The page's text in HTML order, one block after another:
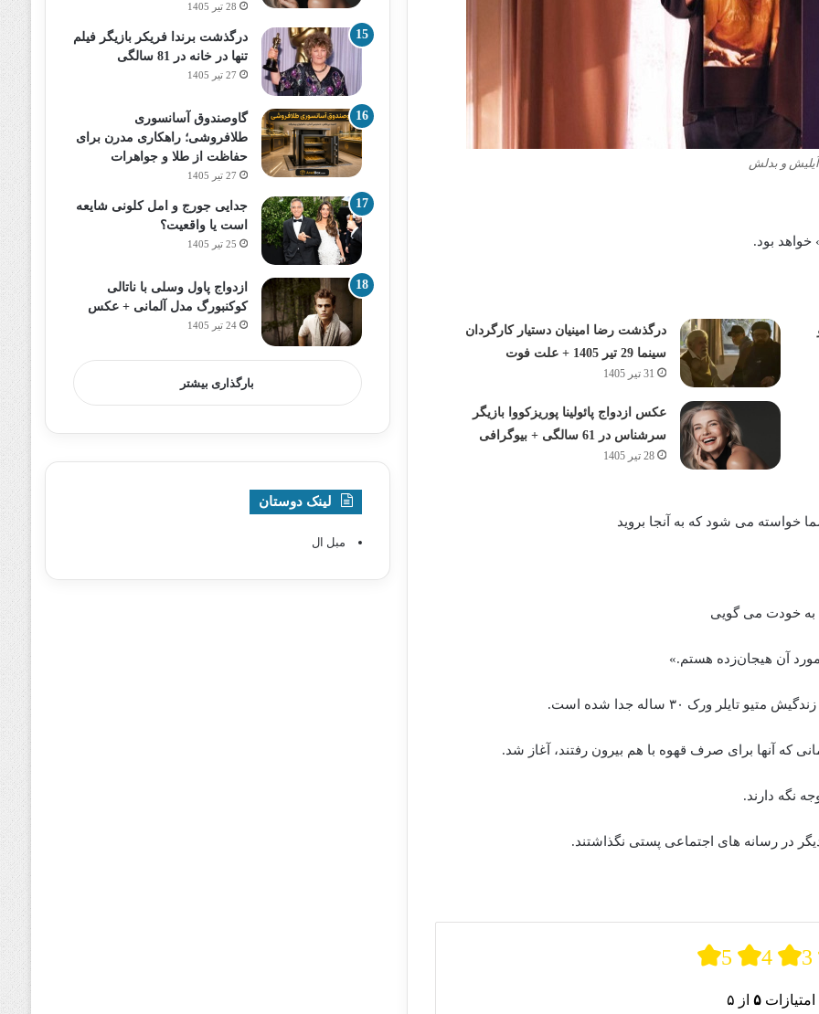
آیلیش و بدلش
درگذشت رضا امینیان دستیار کارگردان
سینما 29 تیر 1405 + علت فوت
31 تیر 1405
عکس ازدواج پائولینا پوریزکووا بازیگر
سرشناس در 61 سالگی + بیوگرافی
28 تیر 1405
می شود که به آنجا بروید
به خودت می گویی
آن هیجان‌زده‌ هستم.»
ورک ۳۰ ساله جدا شده است.
که آنها برای صرف قهوه با هم بیرون رفتند، آغاز شد.
نگه دارند.
در رسانه های اجتماعی پستی نگذاشتند.
5 4 3
۵ از ۵
28 تیر 1405
درگذشت برندا فریکر بازیگر فیلم
تنها در خانه در 81 سالگی
27 تیر 1405
گاوصندوق آسانسوری
طلافروشی؛ راهکاری مدرن برای
حفاظت از طلا و جواهرات
27 تیر 1405
جدایی جورج و امل کلونی شایعه
است یا واقعیت؟
25 تیر 1405
ازدواج پاول وسلی با ناتالی
کوکنبورگ مدل آلمانی + عکس
24 تیر 1405
بارگذاری بیشتر
لینک دوستان
مبل ال